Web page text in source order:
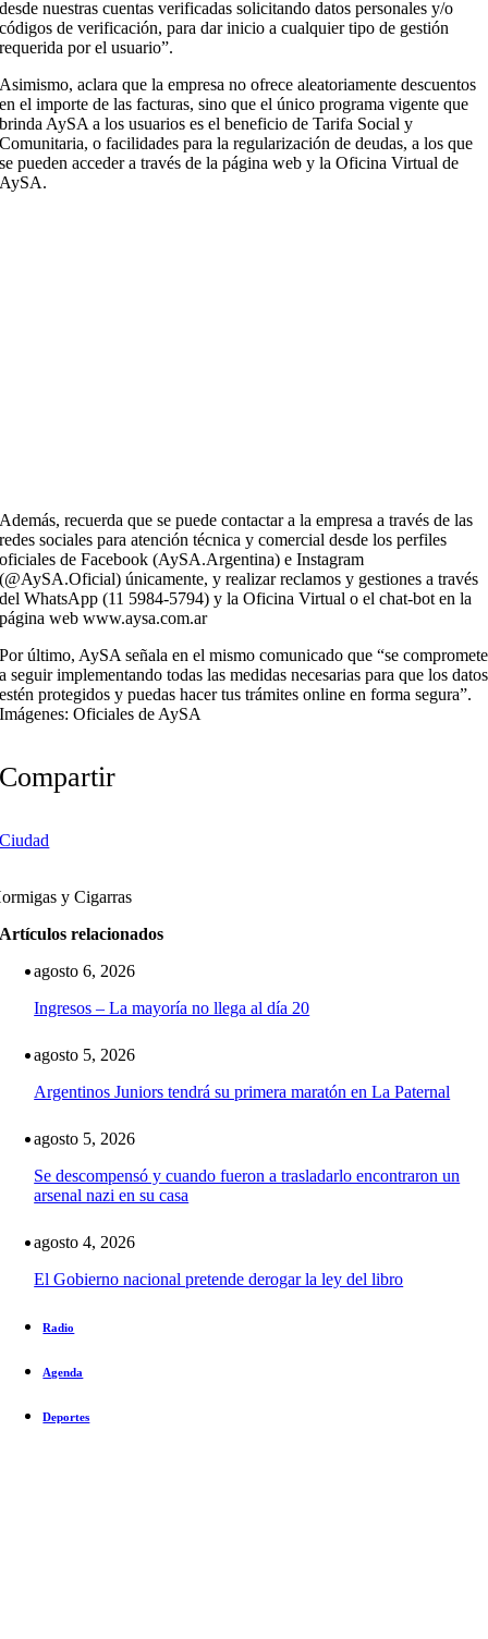
desde nuestras cuentas verificadas solicitando datos personales y/o
códigos de verificación, para dar inicio a cualquier tipo de gestión
requerida por el usuario”.
Asimismo, aclara que la empresa no ofrece aleatoriamente descuentos
en el importe de las facturas, sino que el único programa vigente que
brinda AySA a los usuarios es el beneficio de Tarifa Social y
Comunitaria, o facilidades para la regularización de deudas, a los que
se pueden acceder a través de la página web y la Oficina Virtual de
AySA.
Además, recuerda que se puede contactar a la empresa a través de las
redes sociales para atención técnica y comercial desde los perfiles
oficiales de Facebook (AySA.Argentina) e Instagram
(@AySA.Oficial) únicamente, y realizar reclamos y gestiones a través
del WhatsApp (11 5984-5794) y la Oficina Virtual o el chat-bot en la
página web www.aysa.com.ar
Por último, AySA señala en el mismo comunicado que “se compromete
a seguir implementando todas las medidas necesarias para que los datos
estén protegidos y puedas hacer tus trámites online en forma segura”.
Imágenes: Oficiales de AySA
Compartir
Ciudad
y Cigarras
Artículos relacionados
agosto 6, 2026
Ingresos – La mayoría no llega al día 20
agosto 5, 2026
Argentinos Juniors tendrá su primera maratón en La Paternal
agosto 5, 2026
Se descompensó y cuando fueron a trasladarlo encontraron un
arsenal nazi en su casa
agosto 4, 2026
El Gobierno nacional pretende derogar la ley del libro
Radio
Agenda
Deportes